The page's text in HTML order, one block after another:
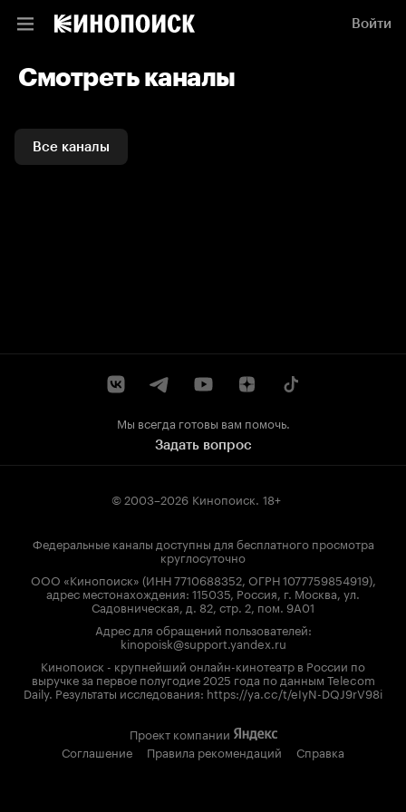
Войти
Смотреть каналы
Все каналы
Мы всегда готовы вам помочь.
Задать вопрос
© 2003–2026 Кинопоиск. 18+
Федеральные каналы доступны для бесплатного просмотра
круглосуточно
ООО «Кинопоиск» (ИНН 7710688352, ОГРН 1077759854919),
адрес местонахождения: 115035, Россия, г. Москва, ул.
Садовническая, д. 82, стр. 2, пом. 9А01
Адрес для обращений пользователей:
kinopoisk@support.yandex.ru
Кинопоиск - крупнейший онлайн-кинотеатр в России по
выручке за первое полугодие 2025 года по данным Telecom
Daily. Результаты исследования: https://ya.cc/t/eIyN-DQJ9rV98i
Проект компании
Соглашение
Правила рекомендаций Справка